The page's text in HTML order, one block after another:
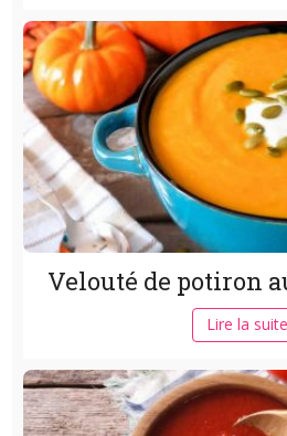
Velouté de potiron
Lire la suite